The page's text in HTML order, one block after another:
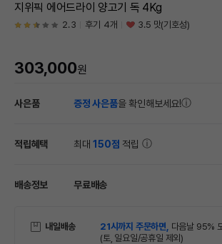
지위픽 에어드라이 양고기 독 4Kg
2.3 후기 4개 3.5 맛(기호성)
303,000원
사은품 증정 사은품을 확인해보세요!
적립혜택 최대150점 적립
배송정보 무료배송
내일배송 21시까지 주문하면, 다음날 95%
(토, 일요일/공휴일 제외)